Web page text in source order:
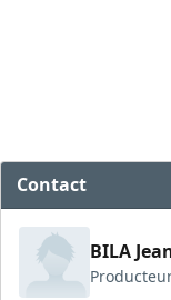
Contact
BILA